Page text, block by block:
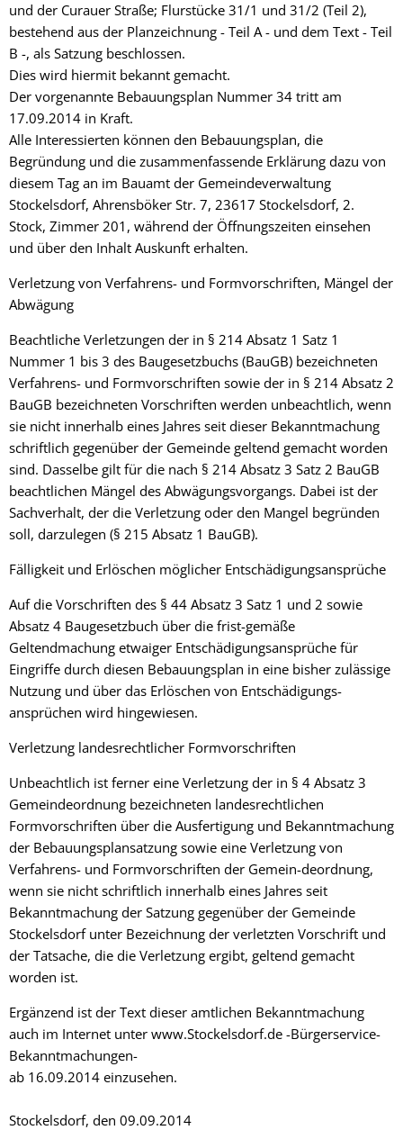
und der Curauer Straße; Flurstücke 31/1 und 31/2 (Teil 2),
bestehend aus der Planzeichnung - Teil A - und dem Text - Teil
B -, als Satzung beschlossen.
Dies wird hiermit bekannt gemacht.
Der vorgenannte Bebauungsplan Nummer 34 tritt am
17.09.2014 in Kraft.
Alle Interessierten können den Bebauungsplan, die
Begründung und die zusammenfassende Erklärung dazu von
diesem Tag an im Bauamt der Gemeindeverwaltung
Stockelsdorf, Ahrensböker Str. 7, 23617 Stockelsdorf, 2.
Stock, Zimmer 201, während der Öffnungszeiten einsehen
und über den Inhalt Auskunft erhalten.
Verletzung von Verfahrens- und Formvorschriften, Mängel der
Abwägung
Beachtliche Verletzungen der in § 214 Absatz 1 Satz 1
Nummer 1 bis 3 des Baugesetzbuchs (BauGB) bezeichneten
Verfahrens- und Formvorschriften sowie der in § 214 Absatz 2
BauGB bezeichneten Vorschriften werden unbeachtlich, wenn
sie nicht innerhalb eines Jahres seit dieser Bekanntmachung
schriftlich gegenüber der Gemeinde geltend gemacht worden
sind. Dasselbe gilt für die nach § 214 Absatz 3 Satz 2 BauGB
beachtlichen Mängel des Abwägungsvorgangs. Dabei ist der
Sachverhalt, der die Verletzung oder den Mangel begründen
soll, darzulegen (§ 215 Absatz 1 BauGB).
Fälligkeit und Erlöschen möglicher Entschädigungsansprüche
Auf die Vorschriften des § 44 Absatz 3 Satz 1 und 2 sowie
Absatz 4 Baugesetzbuch über die frist-gemäße
Geltendmachung etwaiger Entschädigungsansprüche für
Eingriffe durch diesen Bebauungsplan in eine bisher zulässige
Nutzung und über das Erlöschen von Entschädigungs-
ansprüchen wird hingewiesen.
Verletzung landesrechtlicher Formvorschriften
Unbeachtlich ist ferner eine Verletzung der in § 4 Absatz 3
Gemeindeordnung bezeichneten landesrechtlichen
Formvorschriften über die Ausfertigung und Bekanntmachung
der Bebauungsplansatzung sowie eine Verletzung von
Verfahrens- und Formvorschriften der Gemein-deordnung,
wenn sie nicht schriftlich innerhalb eines Jahres seit
Bekanntmachung der Satzung gegenüber der Gemeinde
Stockelsdorf unter Bezeichnung der verletzten Vorschrift und
der Tatsache, die die Verletzung ergibt, geltend gemacht
worden ist.
Ergänzend ist der Text dieser amtlichen Bekanntmachung
auch im Internet unter www.Stockelsdorf.de -Bürgerservice-
Bekanntmachungen-
ab 16.09.2014 einzusehen.
Stockelsdorf, den 09.09.2014